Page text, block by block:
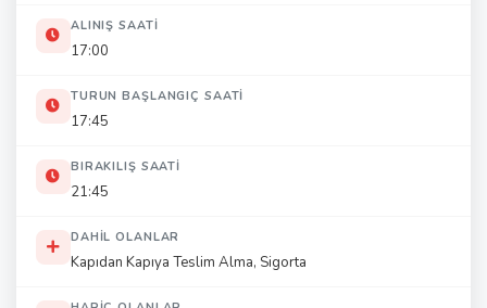
ALINIŞ SAATI
17:00
TURUN BAŞLANGIÇ SAATI
17:45
BIRAKILIŞ SAATI
21:45
DAHIL OLANLAR
Kapıdan Kapıya Teslim Alma, Sigorta